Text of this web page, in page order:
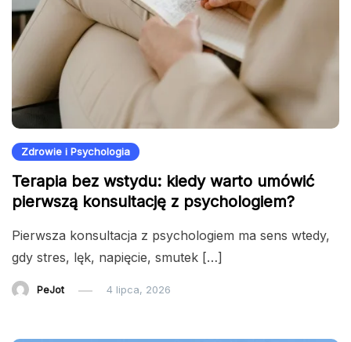
Zdrowie i Psychologia
Terapia bez wstydu: kiedy warto umówić
pierwszą konsultację z psychologiem?
Pierwsza konsultacja z psychologiem ma sens wtedy,
gdy stres, lęk, napięcie, smutek […]
PeJot 4 lipca, 2026